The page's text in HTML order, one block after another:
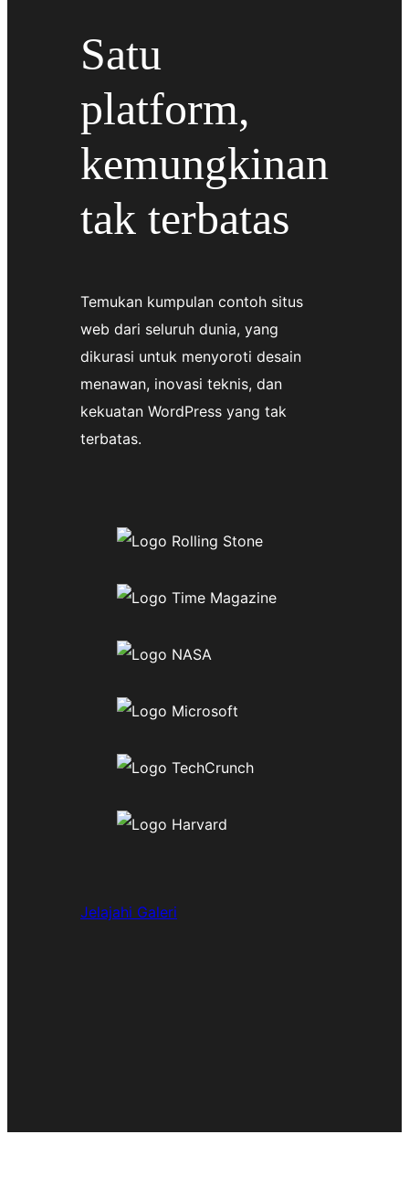
Satu
platform,
kemungkinan
tak terbatas
Temukan kumpulan contoh situs
web dari seluruh dunia, yang
dikurasi untuk menyoroti desain
menawan, inovasi teknis, dan
kekuatan WordPress yang tak
terbatas.
Jelajahi Galeri